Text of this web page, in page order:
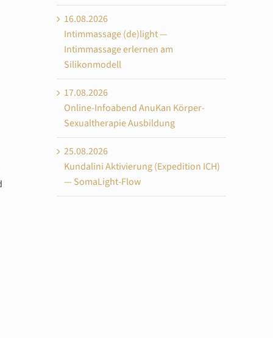
16.08.2026
Intimmassage (de)light —
Intimmassage erlernen am
Silikonmodell
17.08.2026
Online-Infoabend AnuKan Körper-
Sexualtherapie Ausbildung
25.08.2026
Kundalini Aktivierung (Expedition ICH)
— SomaLight-Flow